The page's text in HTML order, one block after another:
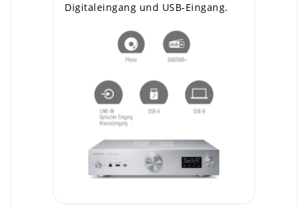
Digitaleingang und USB-Eingang.